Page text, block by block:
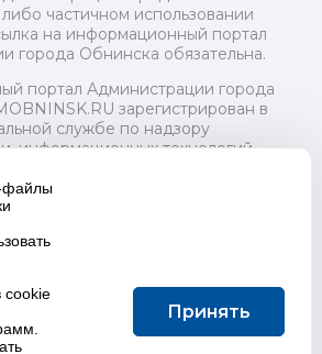
частичном использовании
на информационный портал
города Обнинска обязательна.
портал Администрации города
зарегистрирован в
службе по надзору
информационных технологий
(Роскомнадзор) 24 июля
2018 года.
о регистрации Эл № ФС77-73321
(исполнительно-
орган) городского округа "Город
редактор: Байкова Е.А.
почты Редакции:
+7 (484) 395-85-85
файлы
cookie
Принять